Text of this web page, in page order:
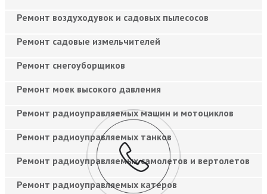
Ремонт воздуходувок и садовых пылесосов
Ремонт садовые измельчителей
Ремонт снегоуборщиков
Ремонт моек высокого давления
Ремонт радиоуправляемых машин и мотоциклов
Ремонт радиоуправляемых танков
Ремонт радиоуправляемых самолетов и вертолетов
Ремонт радиоуправляемых катеров